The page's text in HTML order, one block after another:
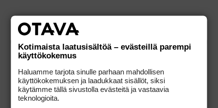
Kotimaista laatusisältöä – evästeillä parempi
käyttökokemus
Haluamme tarjota sinulle parhaan mahdollisen
käyttökokemuksen ja laadukkaat sisällöt, siksi
käytämme tällä sivustolla evästeitä ja vastaavia
teknologioita.